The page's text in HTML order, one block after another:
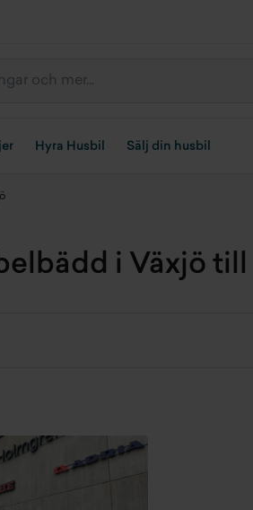
Hyra Husbil Sälj din husbil
i Växjö till